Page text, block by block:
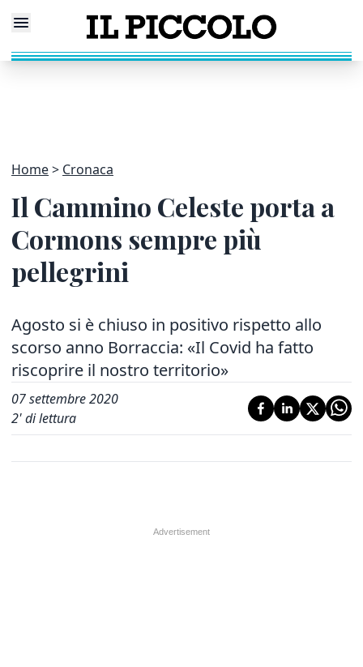
Home Cronaca
Il Cammino Celeste porta a
Cormons sempre più
pellegrini
Agosto si è chiuso in positivo rispetto allo
scorso anno Borraccia: «Il Covid ha fatto
riscoprire il nostro territorio»
07 settembre 2020
2' di lettura